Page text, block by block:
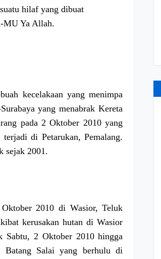
hilaf yang dibuat
MU Ya Allah.
kecelakaan yang menimpa
yang menabrak Kereta
pada 2 Oktober 2010 yang
di Petarukan, Pemalang.
sejak 2001.
2010 di Wasior, Teluk
kerusakan hutan di Wasior
Sabtu, 2 Oktober 2010 hingga
Batang Salai yang berhulu di